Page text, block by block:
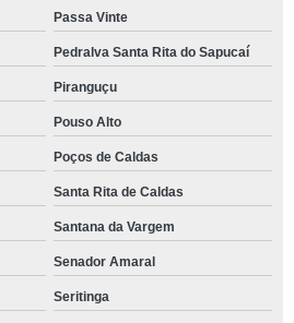
Passa Vinte
Pedralva Santa Rita do Sapucaí
Piranguçu
Pouso Alto
Poços de Caldas
Santa Rita de Caldas
Santana da Vargem
Senador Amaral
Seritinga